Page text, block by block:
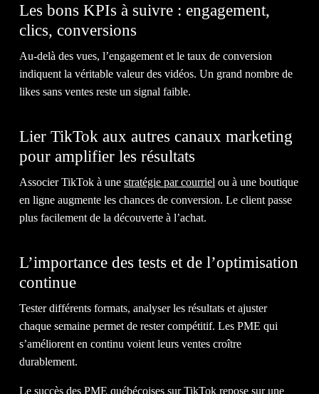
Les bons KPIs à suivre : engagement,
clics, conversions
Au-delà des vues, l’engagement et le taux de conversion
indiquent la véritable valeur des vidéos. Un grand nombre de
likes sans ventes reste un signal faible.
Lier TikTok aux autres canaux marketing
pour amplifier les résultats
Associer TikTok à une stratégie par courriel ou à une boutique
en ligne augmente les chances de conversion. Le client passe
plus facilement de la découverte à l’achat.
L’importance des tests et de l’optimisation
continue
Tester différents formats, analyser les résultats et ajuster
chaque semaine permet de rester compétitif. Les PME qui
s’améliorent en continu voient leurs ventes croître
durablement.
Le succès des PME québécoises sur TikTok repose sur une